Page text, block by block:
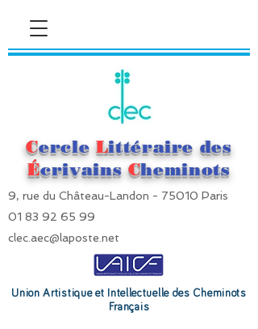
Cercle Littéraire des
Écrivains Cheminots
9, rue du Château-Landon - 75010 Paris
01 83 92 65 99
clec.aec@laposte.net
Union Artistique et Intellectuelle des Cheminots
Français